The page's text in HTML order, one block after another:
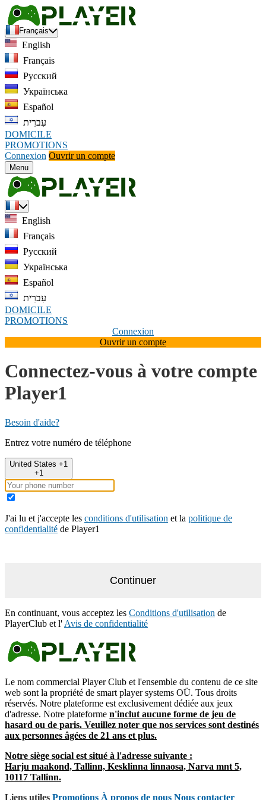
Français
English
Français
Русский
Українська
Español
עִברִית
DOMICILE
PROMOTIONS
Connexion Ouvrir un compte
Menu
English
Français
Русский
Українська
Español
עִברִית
DOMICILE
PROMOTIONS
Connexion
Ouvrir un compte
Connectez-vous à votre compte
Player1
Besoin d'aide?
Entrez votre numéro de téléphone
United States +1
+1
J'ai lu et j'accepte les conditions d'utilisation et la politique de
confidentialité de Player1
Continuer
En continuant, vous acceptez les Conditions d'utilisation de
PlayerClub et l' Avis de confidentialité
Le nom commercial Player Club et l'ensemble du contenu de ce site
web sont la propriété de smart player systems OÜ. Tous droits
réservés. Notre plateforme est exclusivement dédiée aux jeux
d'adresse. Notre plateforme n'inclut aucune forme de jeu de
hasard ou de paris. Veuillez noter que nos services sont destinés
aux personnes âgées de 21 ans et plus.
Notre siège social est situé à l'adresse suivante :
Harju maakond, Tallinn, Kesklinna linnaosa, Narva mnt 5,
10117 Tallinn.
Liens utiles Promotions À propos de nous Nous contacter